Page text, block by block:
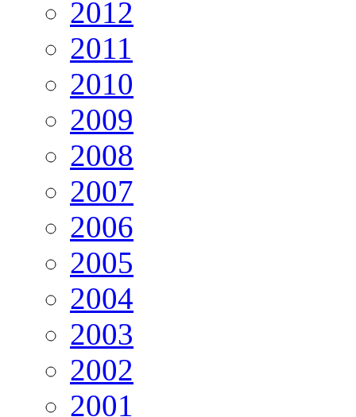
2012
2011
2010
2009
2008
2007
2006
2005
2004
2003
2002
2001